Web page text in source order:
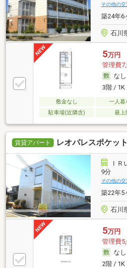
その他の交
築24年6
石川
5万円
管理費
なし
3階 / 1K
敷金なし 一人暮
駐車場(近隣含)
最上
賃貸アパート レオパレスポケッ
Ｉ
9分
その他の交
築22年5
石川
5万円
管理費
なし
2階 / 1K